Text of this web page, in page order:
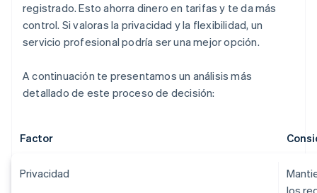
registrado. Esto ahorra dinero en tarifas y te da más
control. Si valoras la privacidad y la flexibilidad, un
servicio profesional podría ser una mejor opción.
A continuación te presentamos un análisis más
detallado de este proceso de decisión:
Factor
Privacidad